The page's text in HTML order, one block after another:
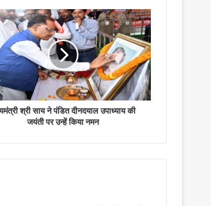
श्री साय ने पंडित दीनदयाल उपाध्याय की
जयंती पर उन्हें किया नमन